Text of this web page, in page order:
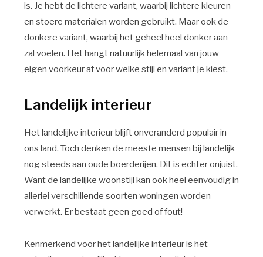
is. Je hebt de lichtere variant, waarbij lichtere kleuren
en stoere materialen worden gebruikt. Maar ook de
donkere variant, waarbij het geheel heel donker aan
zal voelen. Het hangt natuurlijk helemaal van jouw
eigen voorkeur af voor welke stijl en variant je kiest.
Landelijk interieur
Het landelijke interieur blijft onveranderd populair in
ons land. Toch denken de meeste mensen bij landelijk
nog steeds aan oude boerderijen. Dit is echter onjuist.
Want de landelijke woonstijl kan ook heel eenvoudig in
allerlei verschillende soorten woningen worden
verwerkt. Er bestaat geen goed of fout!
Kenmerkend voor het landelijke interieur is het